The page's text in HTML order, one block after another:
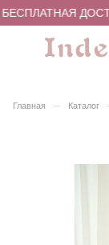
Главная – Каталог